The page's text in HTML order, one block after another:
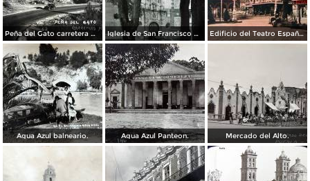
Peña del Gato carretera Mexico-Puebla Iglesia de San Francisco por el Fotógrafo Hugo Brehme. Edificio del Teatro Español.
Agua Azul balneario. Agua Azul Panteon. Mercado del Alto.